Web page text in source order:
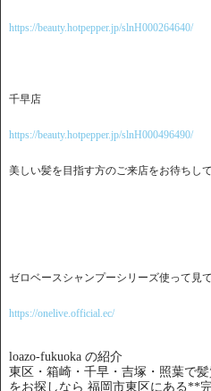
https://beauty.hotpepper.jp/slnH000264640/
千早店
https://beauty.hotpepper.jp/slnH000496490/
美しい髪を目指す方のご来店をお待ちして
ゼロベースシャンプーシリーズ使って見て
https://onelive.official.ec/
loazo-fukuoka の紹介
東区・箱崎・千早・吉塚・照葉で
をお探しなら 福岡市東区にある**